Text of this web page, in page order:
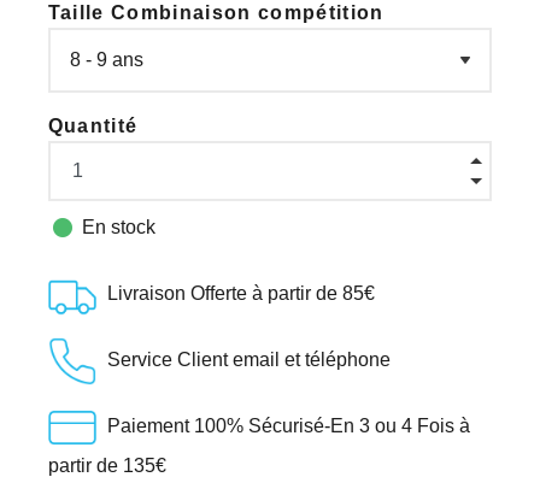
Taille Combinaison compétition
Quantité
 En stock
Livraison Offerte à partir de 85€
Service Client email et téléphone
Paiement 100% Sécurisé-En 3 ou 4 Fois à
partir de 135€